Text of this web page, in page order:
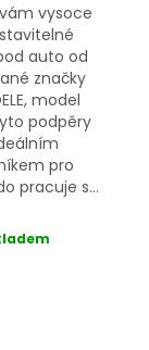
vysoce
auto od
značky
model
podpěry
pro
pracuje s...